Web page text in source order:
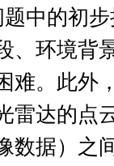
中的初
、环境背
难。此外
雷达的点
数据）之